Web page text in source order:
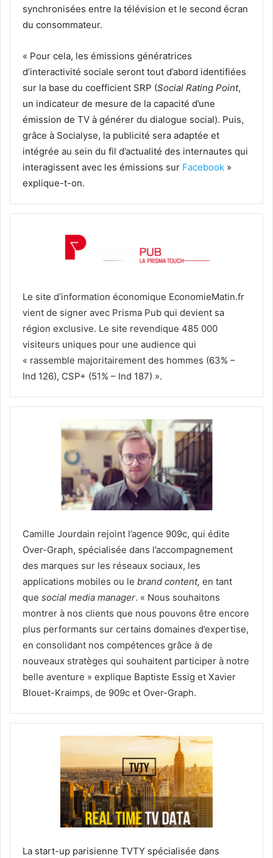
synchronisées entre la télévision et le second écran
du consommateur.
« Pour cela, les émissions génératrices
d’interactivité sociale seront tout d’abord identifiées
sur la base du coefficient SRP (Social Rating Point,
un indicateur de mesure de la capacité d’une
émission de TV à générer du dialogue social). Puis,
grâce à Socialyse, la publicité sera adaptée et
intégrée au sein du fil d’actualité des internautes qui
interagissent avec les émissions sur Facebook »
explique-t-on.
Le site d’information économique EconomieMatin.fr
vient de signer avec Prisma Pub qui devient sa
région exclusive. Le site revendique 485 000
visiteurs uniques pour une audience qui
« rassemble majoritairement des hommes (63% –
Ind 126), CSP+ (51% – Ind 187) ».
Camille Jourdain rejoint l’agence 909c, qui édite
Over-Graph, spécialisée dans l’accompagnement
des marques sur les réseaux sociaux, les
applications mobiles ou le brand content, en tant
que social media manager. « Nous souhaitons
montrer à nos clients que nous pouvons être encore
plus performants sur certains domaines d’expertise,
en consolidant nos compétences grâce à de
nouveaux stratèges qui souhaitent participer à notre
belle aventure » explique Baptiste Essig et Xavier
Blouet-Kraimps, de 909c et Over-Graph.
La start-up parisienne TVTY spécialisée dans